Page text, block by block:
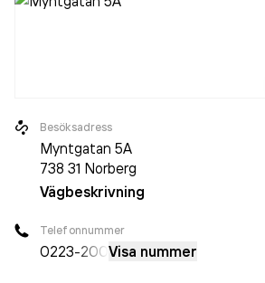
räkenskapsåret (2024).
Besöksadress
Myntgatan 5A
738 31 Norberg
Vägbeskrivning
Telefonnummer
0223-200 Visa nummer